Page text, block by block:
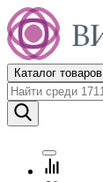
Каталог товаров